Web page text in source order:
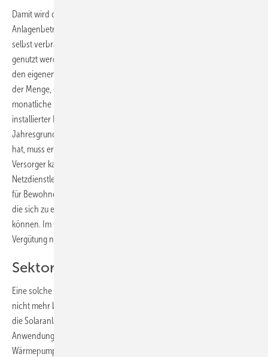
Damit wird das sogenannte Netmetering möglich. Das heißt, der
Anlagenbetreiber speist den Strom ins Netz ein, wenn er ihn nicht
selbst verbraucht. Dieser Strom kann von anderen Verbrauchern
genutzt werden. Reicht der Ertrag aus der Solaranlage nicht aus, um
den eigenen Strombedarf zu decken, entnimmt er den Strom bis zu
der Menge, die er vorher eingespeist hat. Dafür zahlt er eine
monatliche Netznutzungsgebühr von vier Euro pro Kilowatt
installierter Photovoltaikleistung, zusätzlich zur ohnehin anfallendem
Jahresgrundgebühr. Braucht er mehr Strom als er vorher eingespeist
hat, muss er diesem mit allen anfallenden Umlagen und Abgaben vom
Versorger kaufen. Auf diese Weise bekommt der Netzbetreiber die
Netzdienstleistungen vergütet, die er vorhalten muss. Dies sollte auch
für Bewohner von Mehrfamilienhäusern oder Hauseigentümer gelten,
die sich zu einer Netmeteringgemeinschaft zusammenschließen
können. Im Gegenzug bekommt der Anlagenbetreiber keinerlei
Vergütung nach dem EEG mehr.
Sektorkopplung für Flexibilisierung
Eine solche Strommarktordnung würde die Eigenstromerzeugung
nicht mehr behindern. Zudem könne das als Anreiz gesehen werden,
die Solaranlage so groß zu dimensionieren, dass weitere
Anwendungen mit dem Photovoltaikstrom betrieben werden, wie
Wärmepumpen, elektrische Heizstäbe oder Elektroautos.Zudem wären